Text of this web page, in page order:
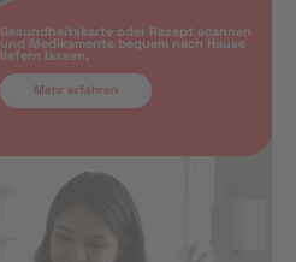
Gesundheitskarte oder Rezept scannen
und Medikamente bequem nach Hause
liefern lassen.
Mehr erfahren